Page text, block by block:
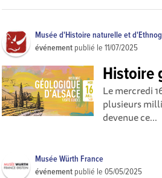
Musée d'Histoire naturelle et
événement publié le11/07/2025
Histoire
Le mercredi
plusieurs
devenue ce...
Musée Würth France
événement publié le05/05/2025